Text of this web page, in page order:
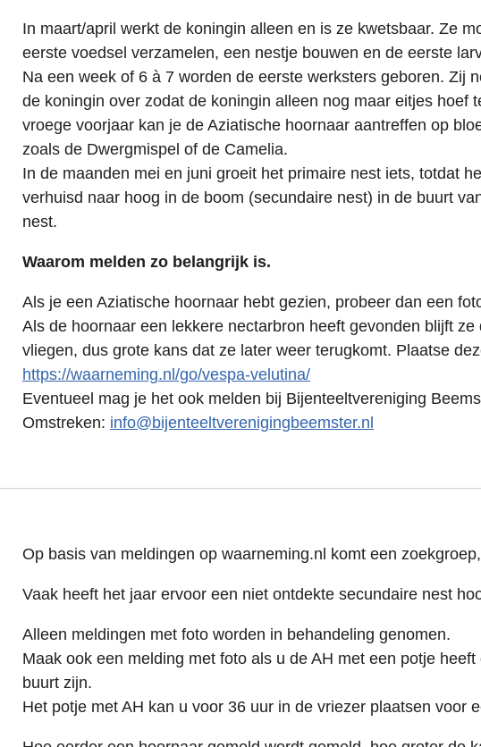
In maart/april werkt de koningin alleen en is ze kwetsbaar. Ze
eerste voedsel verzamelen, een nestje bouwen en de eerste
Na een week of 6 à 7 worden de eerste werksters geboren. Zij
de koningin over zodat de koningin alleen nog maar eitjes hoef
vroege voorjaar kan je de Aziatische hoornaar aantreffen op
zoals de Dwergmispel of de Camelia.
In de maanden mei en juni groeit het primaire nest iets, totdat
verhuisd naar hoog in de boom (secundaire nest) in de buurt
nest.
Waarom melden zo belangrijk is.
Als je een Aziatische hoornaar hebt gezien, probeer dan een
Als de hoornaar een lekkere nectarbron heeft gevonden blijft ze
vliegen, dus grote kans dat ze later weer terugkomt. Plaatse
https://waarneming.nl/go/vespa-velutina/
Eventueel mag je het ook melden bij Bijenteeltvereniging
Omstreken: info@bijenteeltverenigingbeemster.nl
Op basis van meldingen op waarneming.nl komt een
Vaak heeft het jaar ervoor een niet ontdekte secundaire nest
Alleen meldingen met foto worden in behandeling genomen.
Maak ook een melding met foto als u de AH met een potje
buurt zijn.
Het potje met AH kan u voor 36 uur in de vriezer plaatsen voor